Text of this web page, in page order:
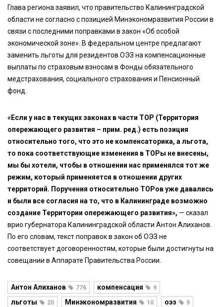
Глава региона заявил, что правительство Калининградской
области не согласно с позицией Минэкономразвития России в
связи с последними поправками в закон «Об особой
экономической зоне». В федеральном центре предлагают
заменить льготы для резидентов ОЭЗ на компенсационные
выплаты по страховым взносам в Фонды обязательного
медстрахования, социального страхования и Пенсионный
фонд.
«Если у нас в текущих законах в части ТОР (Территория
опережающего развития – прим. ред.) есть позиция
относительно того, что это не компенсаторика, а льгота,
то пока соответствующие изменения в ТОРы не внесены,
мы бы хотели, чтобы в отношении нас применялся тот же
режим, который применяется в отношении других
территорий. Поручения относительно ТОРов уже давались
и были все согласия на то, что в Калининграде возможно
создание Территории опережающего развития», — сказал
врио губернатора Калининградской области Антон Алиханов.
По его словам, текст поправок в закон об ОЭЗ не
соответствует договоренностям, которые были достигнуты на
совещании в Аппарате Правительства России.
Антон Алиханов 776 компенсация 9
льготы 20 Минэкономразвития 10 оэз 9